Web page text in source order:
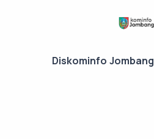
Diskominfo Jombang